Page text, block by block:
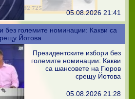
05.08.2026 21:41
без големите номинации: Какви са
Йотова
Президентските избори без
големите номинации: Какви
са шансовете на Гюров
срещу Йотова
05.08.2026 21:28